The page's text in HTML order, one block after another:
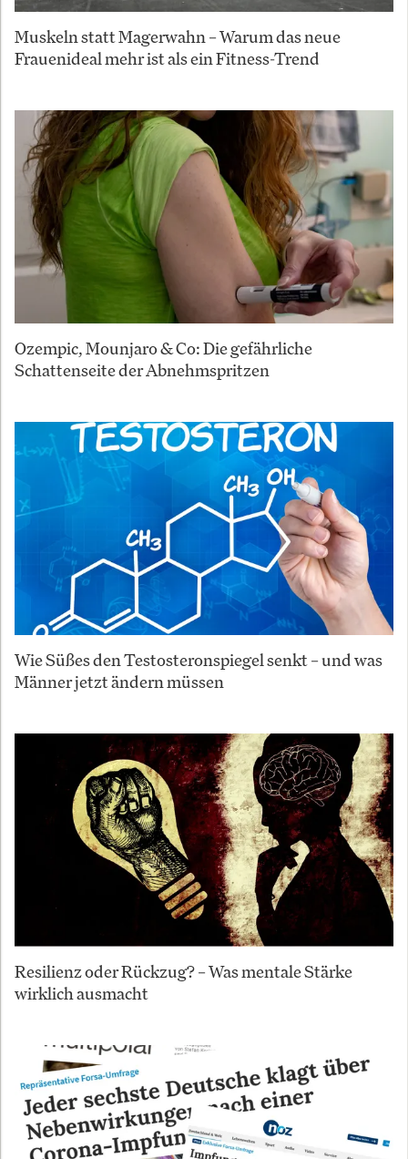
Muskeln statt Magerwahn – Warum das neue
Frauenideal mehr ist als ein Fitness-Trend
Ozempic, Mounjaro & Co: Die gefährliche
Schattenseite der Abnehmspritzen
Wie Süßes den Testosteronspiegel senkt – und was
Männer jetzt ändern müssen
Resilienz oder Rückzug? – Was mentale Stärke
wirklich ausmacht